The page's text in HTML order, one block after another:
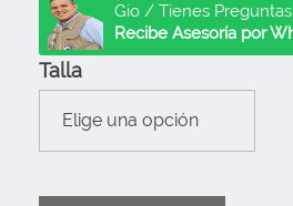
Gio / Tienes
Recibe Asesoría por
Talla